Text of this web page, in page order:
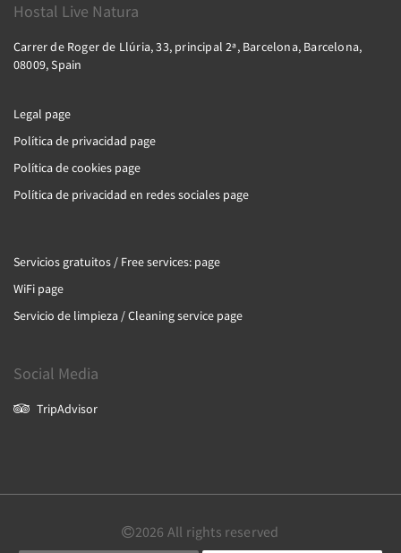
Hostal Live Natura
Carrer de Roger de Llúria, 33, principal 2ª, Barcelona, Barcelona,
08009, Spain
Legal page
Política de privacidad page
Política de cookies page
Política de privacidad en redes sociales page
Servicios gratuitos / Free services: page
WiFi page
Servicio de limpieza / Cleaning service page
Social Media
TripAdvisor
2026 All rights reserved